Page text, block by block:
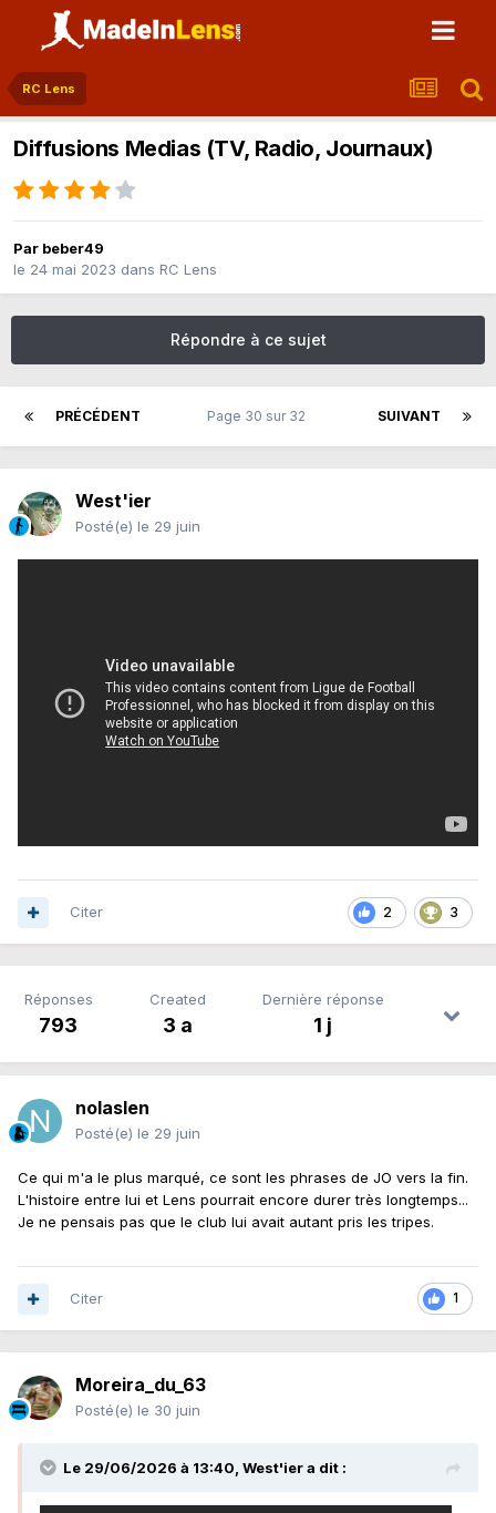
RC Lens
Diffusions Medias (TV, Radio, Journaux)
Par beber49
le 24 mai 2023 dans RC Lens
Répondre à ce sujet
PRÉCÉDENT SUIVANT
Page 30 sur 32
West'ier
Posté(e) le 29 juin
2 3
Citer
Réponses
793
Created
3 a
Dernière réponse
1 j
nolaslen
Posté(e) le 29 juin
Ce qui m'a le plus marqué, ce sont les phrases de JO vers la fin.
L'histoire entre lui et Lens pourrait encore durer très longtemps...
Je ne pensais pas que le club lui avait autant pris les tripes.
1
Citer
Moreira_du_63
Posté(e) le 30 juin
Le 29/06/2026 à 13:40, West'iera dit :